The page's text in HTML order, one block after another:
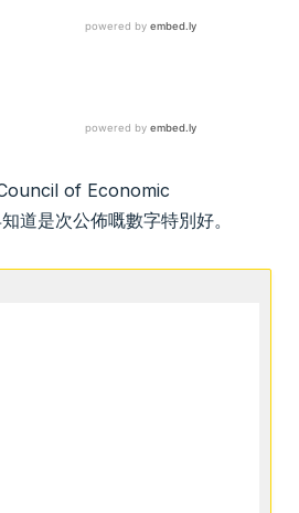
of Economic
道是次公佈嘅數字特別好。